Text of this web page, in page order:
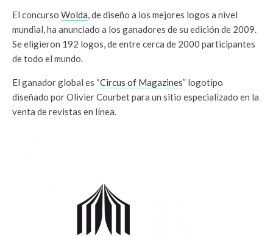
El concurso Wolda, de diseño a los mejores logos a nivel
mundial, ha anunciado a los ganadores de su edición de 2009.
Se eligieron 192 logos, de entre cerca de 2000 participantes
de todo el mundo.
El ganador global es “Circus of Magazines” logotipo
diseñado por Olivier Courbet para un sitio especializado en la
venta de revistas en línea.